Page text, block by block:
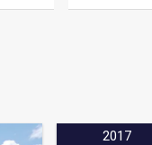
2017